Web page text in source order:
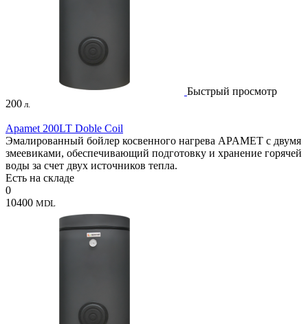
Быстрый просмотр
200 л.
Apamet 200LT Doble Coil
Эмалированный бойлер косвенного нагрева APAMET с двумя
змеевиками, обеспечивающий подготовку и хранение горячей
воды за счет двух источников тепла.
Есть на складе
0
10400 MDL